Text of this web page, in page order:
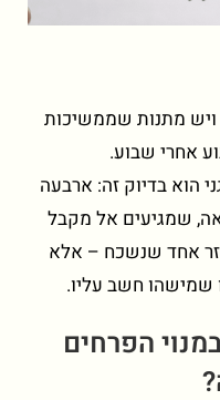
מתנות שממשיכות
אחרי שבוע.
הוא בדיוק זה: ארבעה
שמגיעים אל מקבל
אחד שנשכח – אלא
שמישהו חשב עליו.
הפרחים